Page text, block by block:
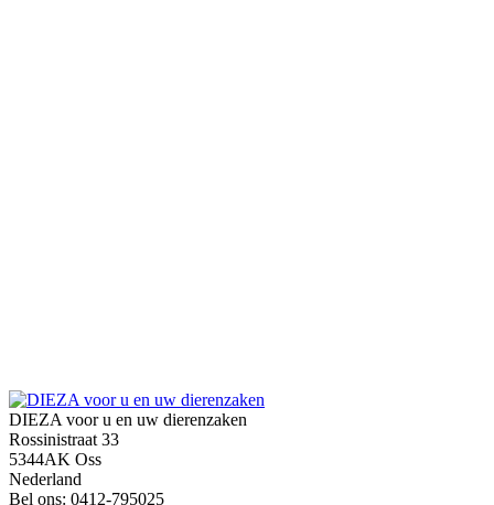
DIEZA voor u en uw dierenzaken
Rossinistraat 33
5344AK Oss
Nederland
Bel ons: 0412-795025